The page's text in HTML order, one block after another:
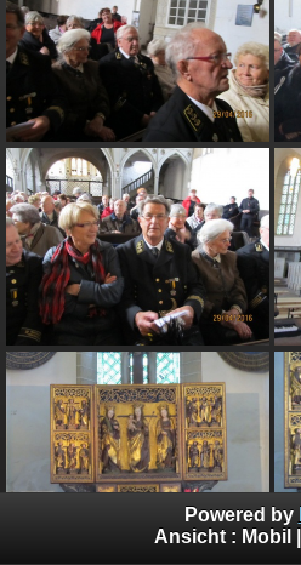
Powered by
Ansicht : Mobil